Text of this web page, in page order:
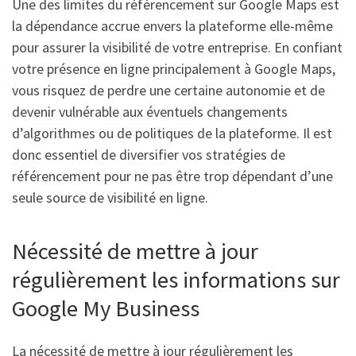
Une des limites du référencement sur Google Maps est
la dépendance accrue envers la plateforme elle-même
pour assurer la visibilité de votre entreprise. En confiant
votre présence en ligne principalement à Google Maps,
vous risquez de perdre une certaine autonomie et de
devenir vulnérable aux éventuels changements
d’algorithmes ou de politiques de la plateforme. Il est
donc essentiel de diversifier vos stratégies de
référencement pour ne pas être trop dépendant d’une
seule source de visibilité en ligne.
Nécessité de mettre à jour
régulièrement les informations sur
Google My Business
La nécessité de mettre à jour régulièrement les